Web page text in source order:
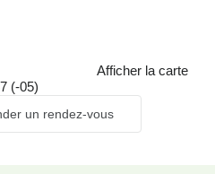
Afficher la carte
(-05)
un rendez-vous